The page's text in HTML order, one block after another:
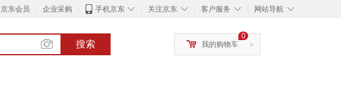
京东会员 企业采购 ◇
手机京东 ◇
关注京东 ◇
客户服务 ◇
网站导航
搜索 >
0
我的购物车